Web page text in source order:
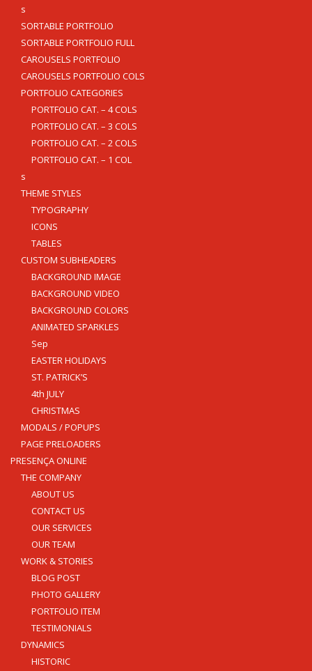
s
SORTABLE PORTFOLIO
SORTABLE PORTFOLIO FULL
CAROUSELS PORTFOLIO
CAROUSELS PORTFOLIO COLS
PORTFOLIO CATEGORIES
PORTFOLIO CAT. – 4 COLS
PORTFOLIO CAT. – 3 COLS
PORTFOLIO CAT. – 2 COLS
PORTFOLIO CAT. – 1 COL
s
THEME STYLES
TYPOGRAPHY
ICONS
TABLES
CUSTOM SUBHEADERS
BACKGROUND IMAGE
BACKGROUND VIDEO
BACKGROUND COLORS
ANIMATED SPARKLES
Sep
EASTER HOLIDAYS
ST. PATRICK’S
4th JULY
CHRISTMAS
MODALS / POPUPS
PAGE PRELOADERS
PRESENÇA ONLINE
THE COMPANY
ABOUT US
CONTACT US
OUR SERVICES
OUR TEAM
WORK & STORIES
BLOG POST
PHOTO GALLERY
PORTFOLIO ITEM
TESTIMONIALS
DYNAMICS
HISTORIC